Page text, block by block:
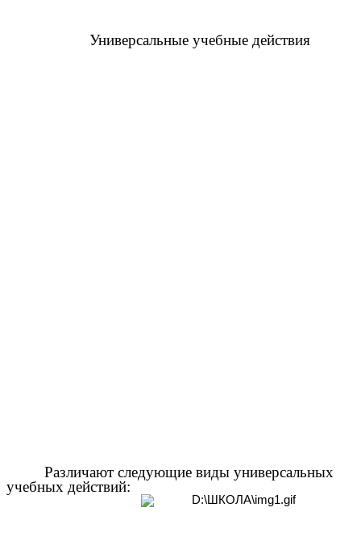
Универсальные учебные действия
Различают следующие виды универсальных
учебных действий: